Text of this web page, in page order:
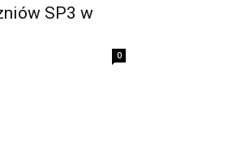
SP3 w
0